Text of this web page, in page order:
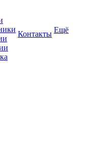
Контакты Ещё